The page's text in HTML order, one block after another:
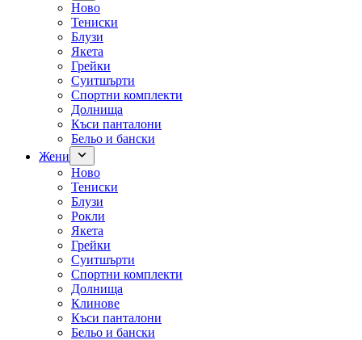
Ново
Тениски
Блузи
Якета
Грейки
Суитшърти
Спортни комплекти
Долнища
Къси панталони
Бельо и бански
Жени
Ново
Тениски
Блузи
Рокли
Якета
Грейки
Суитшърти
Спортни комплекти
Долнища
Клинове
Къси панталони
Бельо и бански